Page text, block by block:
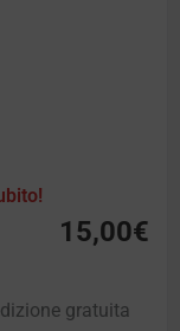
15,00€
gratuita